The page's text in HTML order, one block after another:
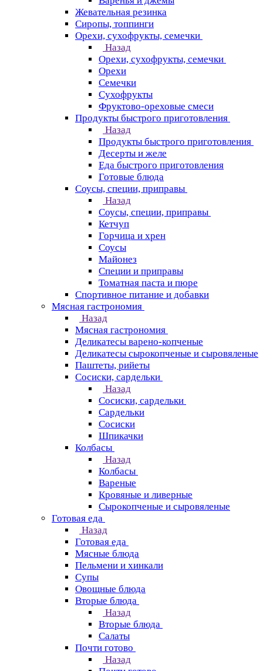
Жевательная резинка
Сиропы, топпинги
Орехи, сухофрукты, семечки
Назад
Орехи, сухофрукты, семечки
Орехи
Семечки
Сухофрукты
Фруктово-ореховые смеси
Продукты быстрого приготовления
Назад
Продукты быстрого приготовления
Десерты и желе
Еда быстрого приготовления
Готовые блюда
Соусы, специи, приправы
Назад
Соусы, специи, приправы
Кетчуп
Горчица и хрен
Соусы
Майонез
Специи и приправы
Томатная паста и пюре
Спортивное питание и добавки
Мясная гастрономия
Назад
Мясная гастрономия
Деликатесы варено-копченые
Деликатесы сырокопченые и сыровяленые
Паштеты, рийеты
Сосиски, сардельки
Назад
Сосиски, сардельки
Сардельки
Сосиски
Шпикачки
Колбасы
Назад
Колбасы
Вареные
Кровяные и ливерные
Сырокопченые и сыровяленые
Готовая еда
Назад
Готовая еда
Мясные блюда
Пельмени и хинкали
Супы
Овощные блюда
Вторые блюда
Назад
Вторые блюда
Салаты
Почти готово
Назад